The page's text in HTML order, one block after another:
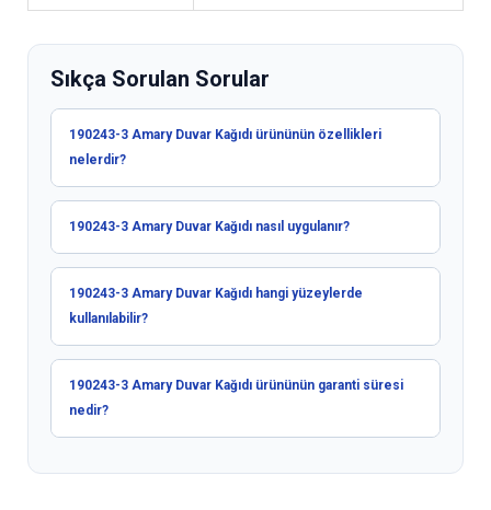
Sıkça Sorulan Sorular
190243-3 Amary Duvar Kağıdı ürününün özellikleri
nelerdir?
190243-3 Amary Duvar Kağıdı nasıl uygulanır?
190243-3 Amary Duvar Kağıdı hangi yüzeylerde
kullanılabilir?
190243-3 Amary Duvar Kağıdı ürününün garanti süresi
nedir?